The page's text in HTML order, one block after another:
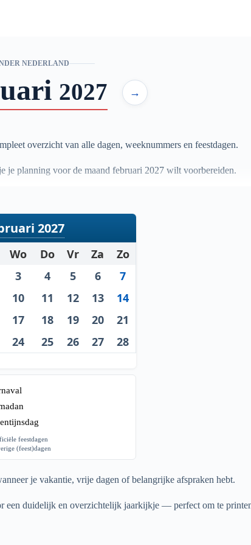
NEDERLAND
2027 →
overzicht van alle dagen, weeknummers en feestdagen.
je planning voor de maand februari 2027 wilt voorbereiden.
2027
Wo Do Vr Za
Zo
3 4 5 6
7
10 11 12 13
14
17 18 19 20
21
24 25 26 27 28
feestdagen
(feest)dagen
je vakantie, vrije dagen of belangrijke afspraken hebt.
een duidelijk en overzichtelijk jaarkijkje — perfect om te